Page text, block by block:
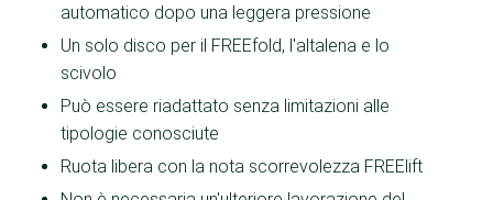
automatico dopo una leggera pressione
Un solo disco per il FREEfold, l'altalena e lo
scivolo
Può essere riadattato senza limitazioni alle
tipologie conosciute
Ruota libera con la nota scorrevolezza FREElift